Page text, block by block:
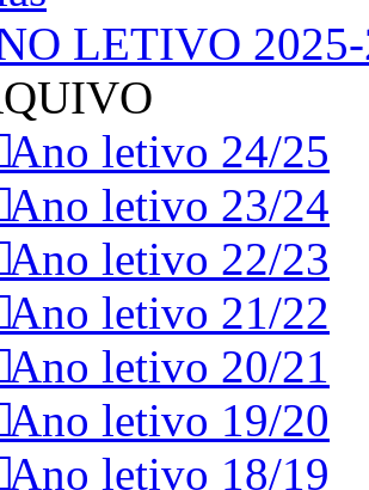
LETIVO
Ano letivo 24/25
Ano letivo 23/24
Ano letivo 22/23
Ano letivo 21/22
Ano letivo 20/21
Ano letivo 19/20
Ano letivo 18/19